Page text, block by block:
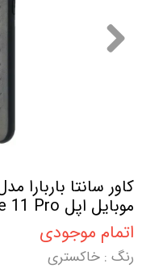
موبایل اپل iPhone 11 Pro
اتمام موجودی
رنگ : خاکستری